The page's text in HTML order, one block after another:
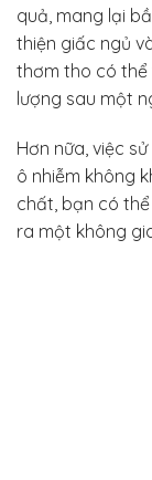
quả, mang lại
thiện giấc ngủ
thơm tho có
lượng sau một
Hơn nữa, việc
ô nhiễm không
chất, bạn có
ra một không